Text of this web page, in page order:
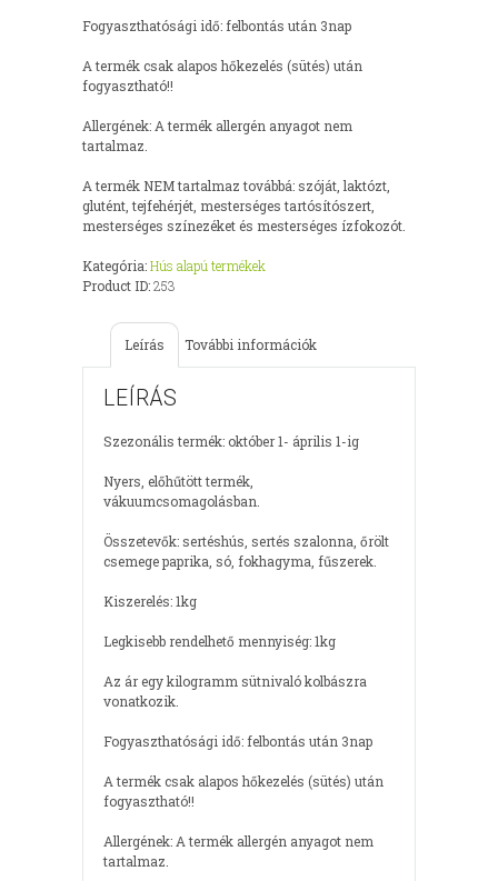
Fogyaszthatósági idő: felbontás után 3nap
A termék csak alapos hőkezelés (sütés) után
fogyasztható!!
Allergének: A termék allergén anyagot nem
tartalmaz.
A termék NEM tartalmaz továbbá: szóját, laktózt,
glutént, tejfehérjét, mesterséges tartósítószert,
mesterséges színezéket és mesterséges ízfokozót.
Kategória:Hús alapú termékek
Product ID:253
Leírás További információk
LEÍRÁS
Szezonális termék: október 1- április 1-ig
Nyers, előhűtött termék,
vákuumcsomagolásban.
Összetevők: sertéshús, sertés szalonna, őrölt
csemege paprika, só, fokhagyma, fűszerek.
Kiszerelés: 1kg
Legkisebb rendelhető mennyiség: 1kg
Az ár egy kilogramm sütnivaló kolbászra
vonatkozik.
Fogyaszthatósági idő: felbontás után 3nap
A termék csak alapos hőkezelés (sütés) után
fogyasztható!!
Allergének: A termék allergén anyagot nem
tartalmaz.